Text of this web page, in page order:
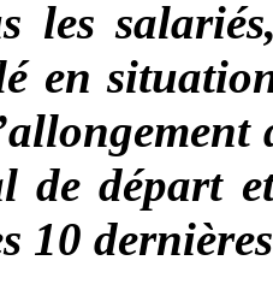
les
en
de départ
10